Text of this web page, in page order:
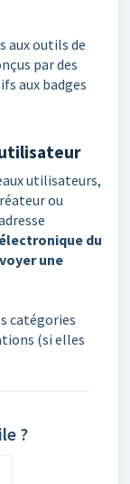
aux outils de
par des
aux badges
utilisateurs,
ou
du
une
catégories
(si elles
?